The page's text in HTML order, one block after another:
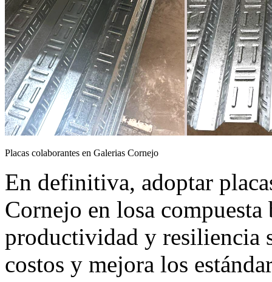
Placas colaborantes en Galerias Cornejo
En definitiva, adoptar
Cornejo en losa
productividad y resiliencia
costos y mejora los